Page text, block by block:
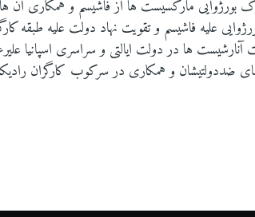
بورژوایی مارکسیست ها از فاشیسم و همکاری آن
علیه فاشیسم و تقویت نهاد دولت علیه طبقه
ها در دولت ایالتی و سراسری اسپانیا
ضددولتیشان و همکاری در سرکوب کارگران